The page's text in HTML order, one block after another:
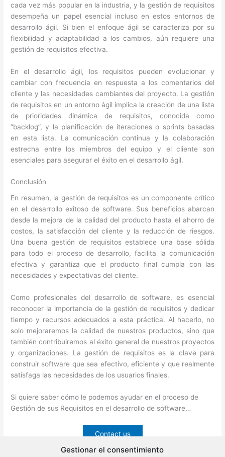
Gestionar el consentimiento
cada vez más popular en la industria, y la gestión de requisitos
desempeña un papel esencial incluso en estos entornos de
desarrollo ágil. Si bien el enfoque ágil se caracteriza por su
flexibilidad y adaptabilidad a los cambios, aún requiere una
gestión de requisitos efectiva.
En el desarrollo ágil, los requisitos pueden evolucionar y
cambiar con frecuencia en respuesta a los comentarios del
cliente y las necesidades cambiantes del proyecto. La gestión
de requisitos en un entorno ágil implica la creación de una lista
de prioridades dinámica de requisitos, conocida como
“backlog”, y la planificación de iteraciones o sprints basadas
en esta lista. La comunicación continua y la colaboración
estrecha entre los miembros del equipo y el cliente son
esenciales para asegurar el éxito en el desarrollo ágil.
Conclusión
En resumen, la gestión de requisitos es un componente crítico
en el desarrollo exitoso de software. Sus beneficios abarcan
desde la mejora de la calidad del producto hasta el ahorro de
costos, la satisfacción del cliente y la reducción de riesgos.
Una buena gestión de requisitos establece una base sólida
para todo el proceso de desarrollo, facilita la comunicación
efectiva y garantiza que el producto final cumpla con las
necesidades y expectativas del cliente.
Como profesionales del desarrollo de software, es esencial
reconocer la importancia de la gestión de requisitos y dedicar
tiempo y recursos adecuados a esta práctica. Al hacerlo, no
solo mejoraremos la calidad de nuestros productos, sino que
también contribuiremos al éxito general de nuestros proyectos
y organizaciones. La gestión de requisitos es la clave para
construir software que sea efectivo, eficiente y que realmente
satisfaga las necesidades de los usuarios finales.
Si quiere saber cómo le podemos ayudar en el proceso de
Gestión de sus Requisitos en el desarrollo de software…
Contact us